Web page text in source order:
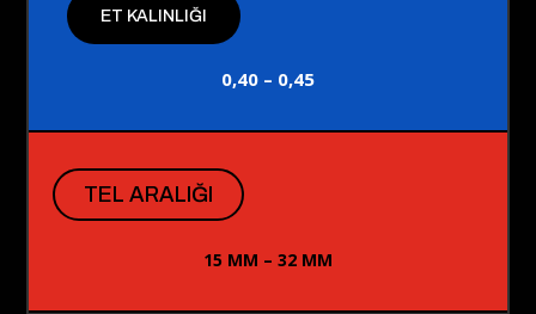
ET KALINLIĞI
0,40 – 0,45
TEL ARALIĞI
15 MM – 32 MM